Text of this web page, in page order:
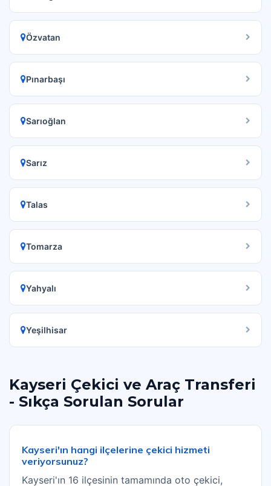
Özvatan
Pınarbaşı
Sarıoğlan
Sarız
Talas
Tomarza
Yahyalı
Yeşilhisar
Kayseri Çekici ve Araç Transferi
- Sıkça Sorulan Sorular
Kayseri'ın hangi ilçelerine çekici hizmeti
veriyorsunuz?
Kayseri'ın 16 ilçesinin tamamında oto çekici,